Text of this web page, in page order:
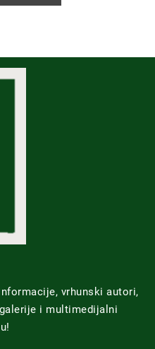
vrhunski autori,
i multimedijalni